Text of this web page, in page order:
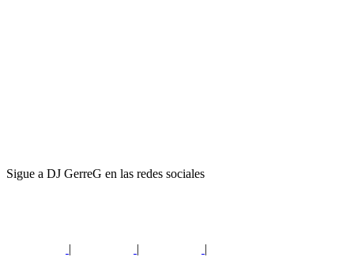
Sigue a DJ GerreG en las redes sociales
| | |